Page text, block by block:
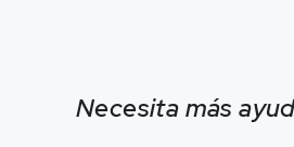
Necesita más